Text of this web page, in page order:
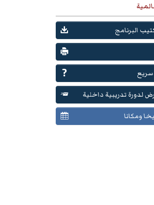
البرنامج
سريع
لدورة تدريبية داخلية
ومكانا